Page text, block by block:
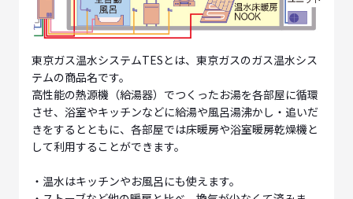
東京ガス温水システムTESとは、東京ガスのガス温水シス
テムの商品名です。
高性能の熱源機（給湯器）でつくったお湯を各部屋に循環
させ、浴室やキッチンなどに給湯や風呂湯沸かし・追いだ
きをするとともに、各部屋では床暖房や浴室暖房乾燥機と
して利用することができます。
・温水はキッチンやお風呂にも使えます。